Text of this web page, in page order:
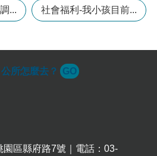
... 社會福利-我小孩目前...
公所怎麼去？ GO
區縣府路7號｜電話：03-